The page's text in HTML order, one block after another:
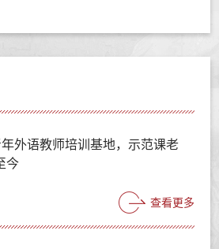
外语教师培训基地，示范课老
今
查看更多